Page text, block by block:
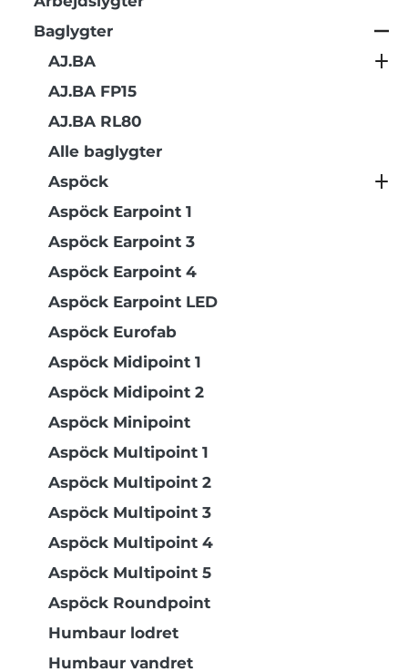
Baglygter
AJ.BA
AJ.BA FP15
AJ.BA RL80
Alle baglygter
Aspöck
Aspöck Earpoint 1
Aspöck Earpoint 3
Aspöck Earpoint 4
Aspöck Earpoint LED
Aspöck Eurofab
Aspöck Midipoint 1
Aspöck Midipoint 2
Aspöck Minipoint
Aspöck Multipoint 1
Aspöck Multipoint 2
Aspöck Multipoint 3
Aspöck Multipoint 4
Aspöck Multipoint 5
Aspöck Roundpoint
Humbaur lodret
Humbaur vandret